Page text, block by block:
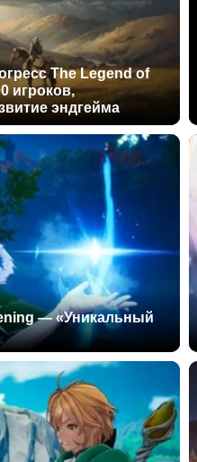
The Legend of
игроков,
эндгейма
— «Уникальный